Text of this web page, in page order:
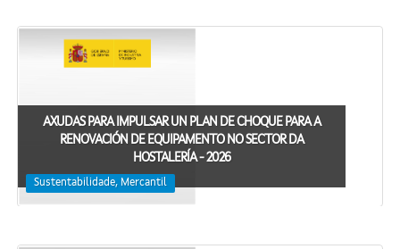
AXUDAS PARA IMPULSAR UN PLAN DE CHOQUE PARA A
RENOVACIÓN DE EQUIPAMENTO NO SECTOR DA
HOSTALERÍA - 2026
Sustentabilidade, Mercantil